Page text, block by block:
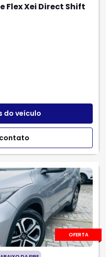
Flex Xei Direct Shift
do veículo
OFERTA